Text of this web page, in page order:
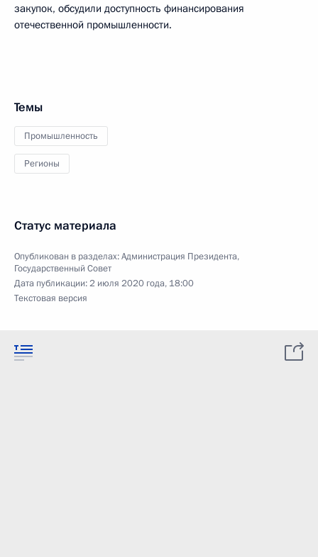
закупок, обсудили доступность финансирования
отечественной промышленности.
Темы
Промышленность
Регионы
Статус материала
Опубликован в разделах:Администрация Президента,
Государственный Совет
Дата публикации:2 июля 2020 года, 18:00
Текстовая версия